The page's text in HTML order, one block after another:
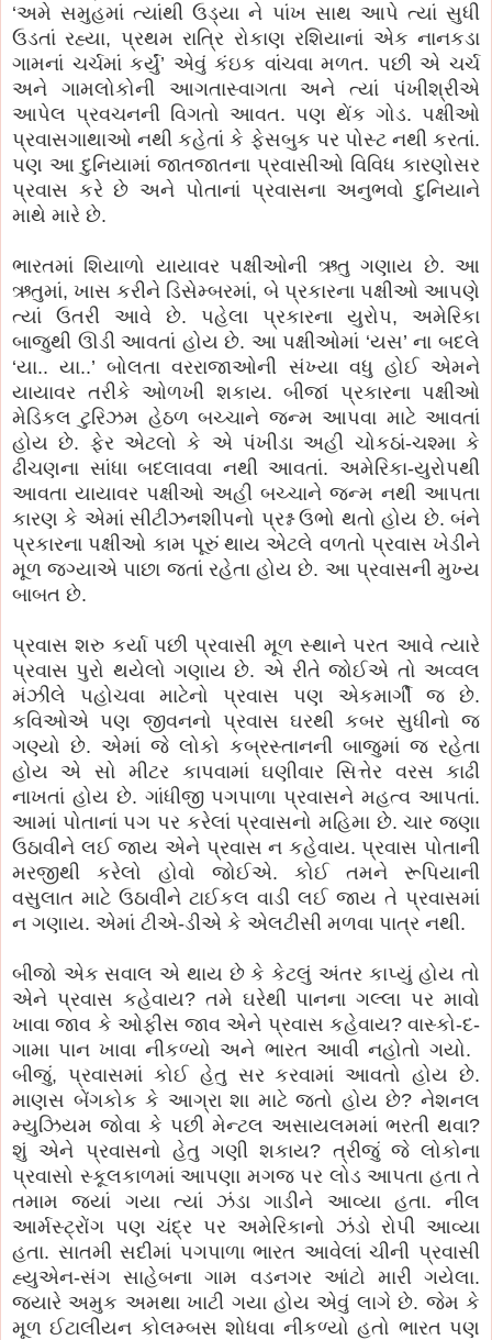
‘અમે સમુહમાં ત્યાંથી ઉડ્યા ને પાંખ સાથ આપે ત્યાં સુધી
ઉડતાં રહ્યા, પ્રથમ રાત્રિ રોકાણ રશિયાનાં એક નાનકડા
ગામનાં ચર્ચમાં કર્યું’ એવું કંઇક વાંચવા મળત. પછી એ ચર્ચ
અને ગામલોકોની આગતાસ્વાગતા અને ત્યાં પંખીશ્રીએ
આપેલ પ્રવચનની વિગતો આવત. પણ થેંક ગોડ. પક્ષીઓ
પ્રવાસગાથાઓ નથી કહેતાં કે ફેસબુક પર પોસ્ટ નથી કરતાં.
પણ આ દુનિયામાં જાતજાતના પ્રવાસીઓ વિવિધ કારણોસર
પ્રવાસ કરે છે અને પોતાનાં પ્રવાસના અનુભવો દુનિયાને
માથે મારે છે.
ભારતમાં શિયાળો યાયાવર પક્ષીઓની ઋતુ ગણાય છે. આ
ઋતુમાં, ખાસ કરીને ડિસેમ્બરમાં, બે પ્રકારના પક્ષીઓ આપણે
ત્યાં ઉતરી આવે છે. પહેલા પ્રકારના યુરોપ, અમેરિકા
બાજુથી ઊડી આવતાં હોય છે. આ પક્ષીઓમાં ‘યસ’ ના બદલે
‘યા.. યા..’ બોલતા વરરાજાઓની સંખ્યા વધુ હોઈ એમને
યાયાવર તરીકે ઓળખી શકાય. બીજાં પ્રકારના પક્ષીઓ
મેડિકલ ટુરિઝમ હેઠળ બચ્ચાને જન્મ આપવા માટે આવતાં
હોય છે. ફેર એટલો કે એ પંખીડા અહી ચોકઠાં-ચશ્મા કે
ઢીચણના સાંધા બદલાવવા નથી આવતાં. અમેરિકા-યુરોપથી
આવતા યાયાવર પક્ષીઓ અહી બચ્ચાને જન્મ નથી આપતા
કારણ કે એમાં સીટીઝનશીપનો પ્રશ્ન ઉભો થતો હોય છે. બંને
પ્રકારના પક્ષીઓ કામ પૂરું થાય એટલે વળતો પ્રવાસ ખેડીને
મૂળ જગ્યાએ પાછા જતાં રહેતા હોય છે. આ પ્રવાસની મુખ્ય
બાબત છે.
પ્રવાસ શરુ કર્યા પછી પ્રવાસી મૂળ સ્થાને પરત આવે ત્યારે
પ્રવાસ પુરો થયેલો ગણાય છે. એ રીતે જોઈએ તો અવ્વલ
મંઝીલે પહોચવા માટેનો પ્રવાસ પણ એકમાર્ગી જ છે.
કવિઓએ પણ જીવનનો પ્રવાસ ઘરથી કબર સુધીનો જ
ગણ્યો છે. એમાં જે લોકો કબ્રસ્તાનની બાજુમાં જ રહેતા
હોય એ સો મીટર કાપવામાં ઘણીવાર સિત્તેર વરસ કાઢી
નાખતાં હોય છે. ગાંધીજી પગપાળા પ્રવાસને મહત્વ આપતાં.
આમાં પોતાનાં પગ પર કરેલાં પ્રવાસનો મહિમા છે. ચાર જણા
ઉઠાવીને લઈ જાય એને પ્રવાસ ન કહેવાય. પ્રવાસ પોતાની
મરજીથી કરેલો હોવો જોઈએ. કોઈ તમને રૂપિયાની
વસુલાત માટે ઉઠાવીને ટાઈકલ વાડી લઈ જાય તે પ્રવાસમાં
ન ગણાય. એમાં ટીએ-ડીએ કે એલટીસી મળવા પાત્ર નથી.
બીજો એક સવાલ એ થાય છે કે ​​કેટલું અંતર કાપ્યું હોય તો
એને પ્રવાસ કહેવાય?​ તમે ઘરેથી પાનના ગલ્લા પર માવો
ખાવા જાવ કે ઓફીસ જાવ એને પ્રવાસ કહેવાય? વાસ્કો-દ-
ગામા પાન ખાવા નીકળ્યો અને ભારત આવી નહોતો ગયો. ​
બીજું, પ્રવાસમાં કોઈ હેતુ સર કરવામાં આવતો હોય છે.
માણસ બેંગકોક કે આગ્રા શા માટે જતો હોય છે? નેશનલ
મ્યુઝિયમ જોવા કે પછી મેન્ટલ અસાયલમમાં ભરતી થવા?
શું એને પ્રવાસનો હેતુ ગણી શકાય? ત્રીજું જે લોકોના
પ્રવાસો સ્કૂલકાળમાં આપણા મગજ પર લોડ આપતા હતા તે
તમામ જ્યાં ગયા ત્યાં ઝંડા ગાડીને આવ્યા હતા. નીલ
આર્મસ્ટ્રોંગ પણ ચંદ્ર પર અમેરિકાનો ઝંડો રોપી આવ્યા
હતા. સાતમી સદીમાં પગપાળા ભારત આવેલાં ચીની પ્રવાસી
હ્યુએન-સંગ સાહેબના ગામ વડનગર આંટો મારી ગયેલા.
જયારે અમુક અમથા ખાટી ગયા હોય એવું લાગે છે. જેમ કે
મૂળ ઈટાલીયન કોલમ્બસ શોધવા નીકળ્યો હતો ભારત પણ